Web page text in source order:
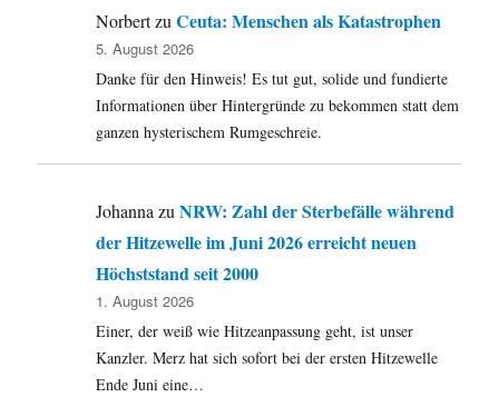
Duisburg
Olsberger
Schwimmbad
und
NorbertzuCeuta: Menschen als Katastrophen
5. August 2026
Danke für den Hinweis! Es tut gut, solide und fundierte
Informationen über Hintergründe zu bekommen statt dem
ganzen hysterischem Rumgeschreie.
JohannazuNRW: Zahl der Sterbefälle während
der Hitzewelle im Juni 2026 erreicht neuen
Höchststand seit 2000
1. August 2026
Einer, der weiß wie Hitzeanpassung geht, ist unser
Kanzler. Merz hat sich sofort bei der ersten Hitzewelle
Ende Juni eine…